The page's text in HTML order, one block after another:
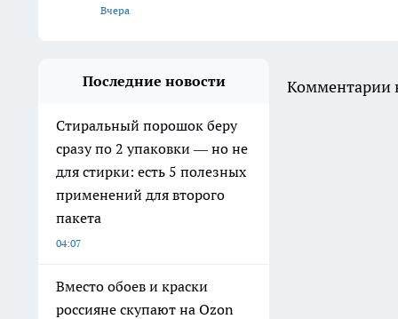
Вчера
Последние новости
Стиральный порошок беру
сразу по 2 упаковки — но не
для стирки: есть 5 полезных
применений для второго
пакета
04:07
Вместо обоев и краски
россияне скупают на Ozon
Комментарии